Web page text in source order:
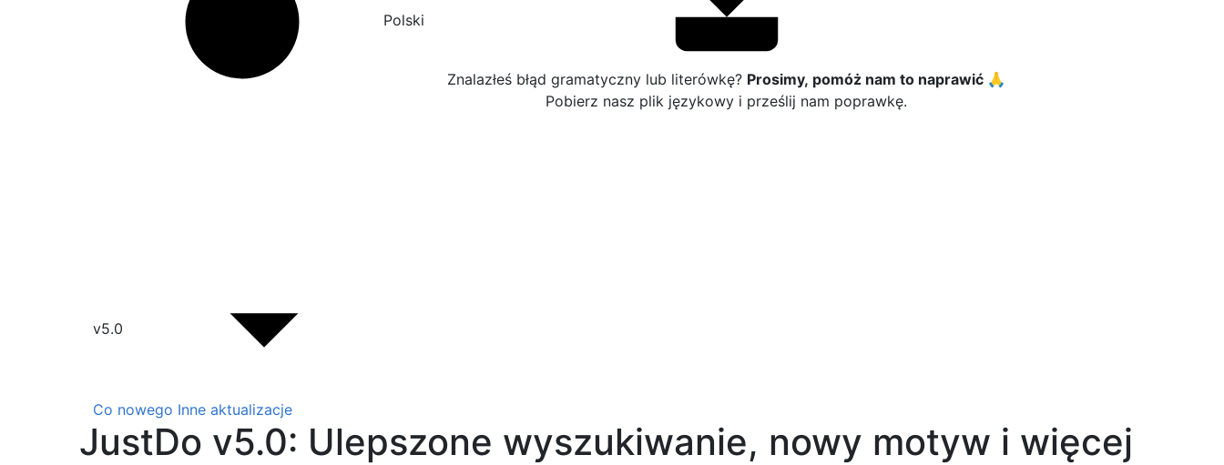
Polski
Znalazłeś błąd gramatyczny lub literówkę? Prosimy, pomóż nam to naprawić 🙏
Pobierz nasz plik językowy i prześlij nam poprawkę.
v5.0
Co nowego Inne aktualizacje
JustDo v5.0: Ulepszone wyszukiwanie, nowy motyw i więcej